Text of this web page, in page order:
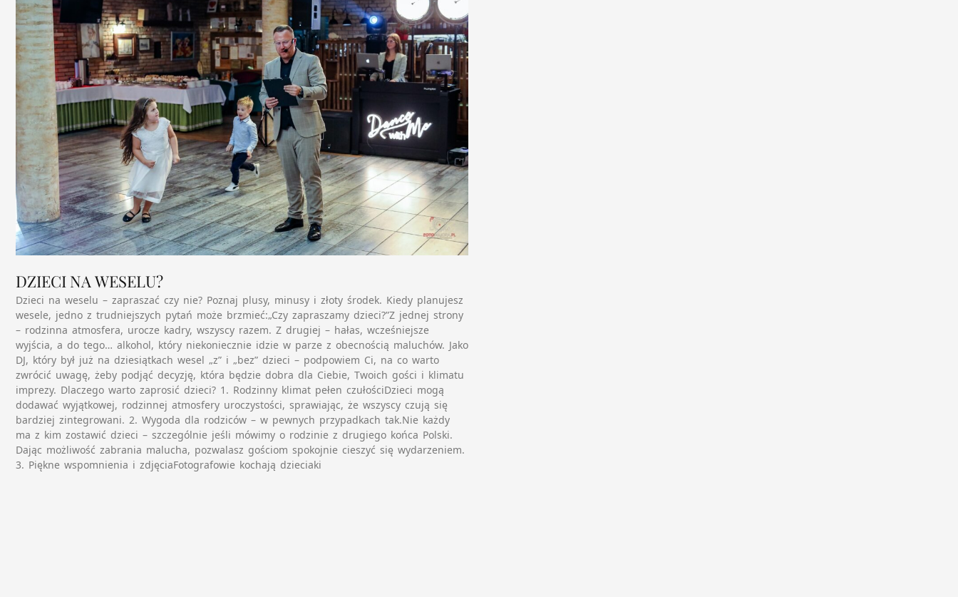
DZIECI NA WESELU?
Dzieci na weselu – zapraszać czy nie? Poznaj plusy, minusy i złoty środek. Kiedy planujesz
wesele, jedno z trudniejszych pytań może brzmieć:„Czy zapraszamy dzieci?”Z jednej strony
– rodzinna atmosfera, urocze kadry, wszyscy razem. Z drugiej – hałas, wcześniejsze
wyjścia, a do tego… alkohol, który niekoniecznie idzie w parze z obecnością maluchów. Jako
DJ, który był już na dziesiątkach wesel „z” i „bez” dzieci – podpowiem Ci, na co warto
zwrócić uwagę, żeby podjąć decyzję, która będzie dobra dla Ciebie, Twoich gości i klimatu
imprezy. Dlaczego warto zaprosić dzieci? 1. Rodzinny klimat pełen czułościDzieci mogą
dodawać wyjątkowej, rodzinnej atmosfery uroczystości, sprawiając, że wszyscy czują się
bardziej zintegrowani. 2. Wygoda dla rodziców – w pewnych przypadkach tak.Nie każdy
ma z kim zostawić dzieci – szczególnie jeśli mówimy o rodzinie z drugiego końca Polski.
Dając możliwość zabrania malucha, pozwalasz gościom spokojnie cieszyć się wydarzeniem.
3. Piękne wspomnienia i zdjęciaFotografowie kochają dzieciaki